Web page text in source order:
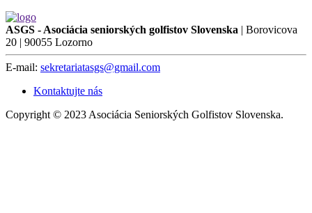
ASGS - Asociácia seniorských golfistov Slovenska | Borovicova
20 | 90055 Lozorno
E-mail: sekretariatasgs@gmail.com
Kontaktujte nás
Copyright © 2023 Asociácia Seniorských Golfistov Slovenska.